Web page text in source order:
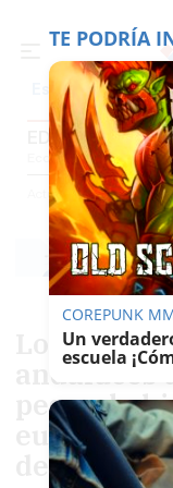
Es noticia
EDUCACIÓN
EconomíaSociedad
Actualidad Educación
Los
pese a la
europea:
de las
TE PODRÍA
COREPUNK
Un
escuela